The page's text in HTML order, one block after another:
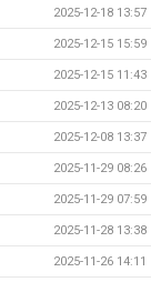
2025-12-18 13:57
2025-12-15 15:59
2025-12-15 11:43
2025-12-13 08:20
2025-12-08 13:37
2025-11-29 08:26
2025-11-29 07:59
2025-11-28 13:38
2025-11-26 14:11